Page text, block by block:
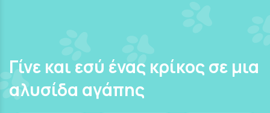
Γίνε και εσύ ένας κρίκος σε μια
αλυσίδα αγάπης